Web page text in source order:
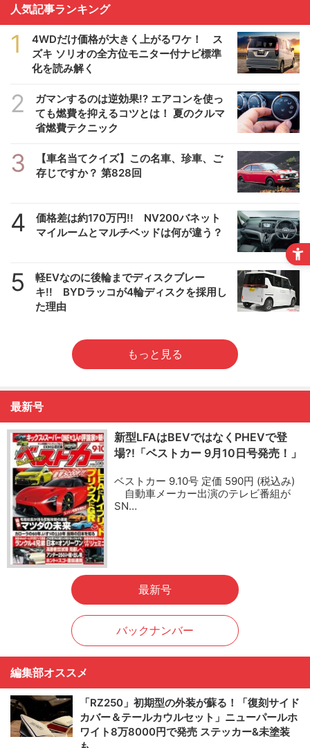
人気記事ランキング
1
4WDだけ価格が大きく上がるワケ！ ス
ズキ ソリオの全方位モニター付ナビ標準
化を読み解く
2
ガマンするのは逆効果!? エアコンを使っ
ても燃費を抑えるコツとは！ 夏のクルマ
省燃費テクニック
3
【車名当てクイズ】この名車、珍車、ご
存じですか？ 第828回
4
価格差は約170万円!! NV200バネット
マイルームとマルチベッドは何が違う？
5
軽EVなのに後輪までディスクブレー
キ!! BYDラッコが4輪ディスクを採用し
た理由
もっと見る
最新号
新型LFAはBEVではなくPHEVで登
場?!「ベストカー 9月10日号発売！」
ベストカー 9.10号 定価 590円 (税込み)
自動車メーカー出演のテレビ番組が
SN…
最新号
バックナンバー
編集部オススメ
「RZ250」初期型の外装が蘇る！「復刻サイド
カバー＆テールカウルセット」ニューパールホ
ワイト8万8000円で発売 ステッカー&未塗装